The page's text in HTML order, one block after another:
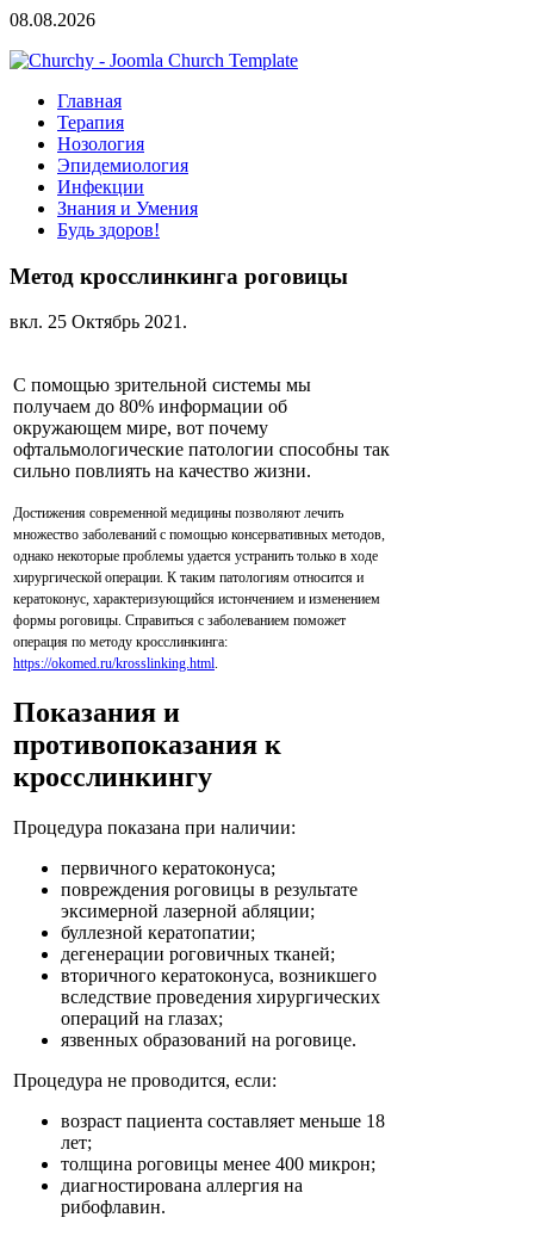
08.08.2026
Главная
Терапия
Нозология
Эпидемиология
Инфекции
Знания и Умения
Будь здоров!
Метод кросслинкинга роговицы
вкл. 25 Октябрь 2021.
С помощью зрительной системы мы
получаем до 80% информации об
окружающем мире, вот почему
офтальмологические патологии способны так
сильно повлиять на качество жизни.
Достижения современной медицины позволяют лечить
множество заболеваний с помощью консервативных методов,
однако некоторые проблемы удается устранить только в ходе
хирургической операции. К таким патологиям относится и
кератоконус, характеризующийся истончением и изменением
формы роговицы. Справиться с заболеванием поможет
операция по методу кросслинкинга:
https://okomed.ru/krosslinking.html.
Показания и
противопоказания к
кросслинкингу
Процедура показана при наличии:
первичного кератоконуса;
повреждения роговицы в результате
эксимерной лазерной абляции;
буллезной кератопатии;
дегенерации роговичных тканей;
вторичного кератоконуса, возникшего
вследствие проведения хирургических
операций на глазах;
язвенных образований на роговице.
Процедура не проводится, если:
возраст пациента составляет меньше 18
лет;
толщина роговицы менее 400 микрон;
диагностирована аллергия на
рибофлавин.